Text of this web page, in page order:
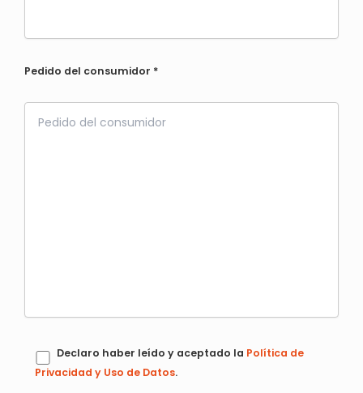
Pedido del consumidor *
Declaro haber leído y aceptado la Política de
Privacidad y Uso de Datos.